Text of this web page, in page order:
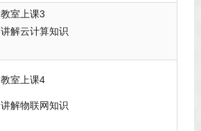
教室上课3
讲解云计算知识
教室上课4
讲解物联网知识